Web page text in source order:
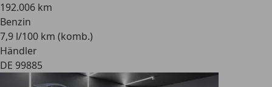
192.006 km
Benzin
7,9 l/100 km (komb.)
Händler
DE 99885